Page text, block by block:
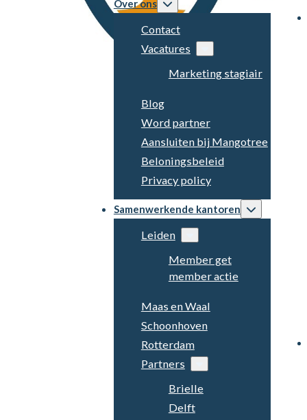
Over ons
Contact
Vacatures
Marketing stagiair
Blog
Word partner
Aansluiten bij Mangotree
Beloningsbeleid
Privacy policy
Samenwerkende kantoren
Leiden
Member get
member actie
Maas en Waal
Schoonhoven
Rotterdam
Partners
Brielle
Delft